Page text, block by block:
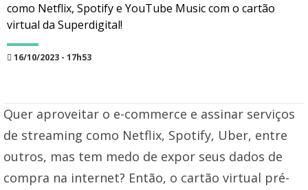
como Netflix, Spotify e YouTube Music com o cartão
virtual da Superdigital!
16/10/2023 - 17h53
Quer aproveitar o e-commerce e assinar serviços
de streaming como Netflix, Spotify, Uber, entre
outros, mas tem medo de expor seus dados de
compra na internet? Então, o cartão virtual pré-